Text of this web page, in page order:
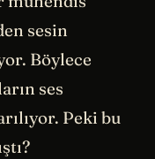
sesin
Böylece
ses
Peki bu